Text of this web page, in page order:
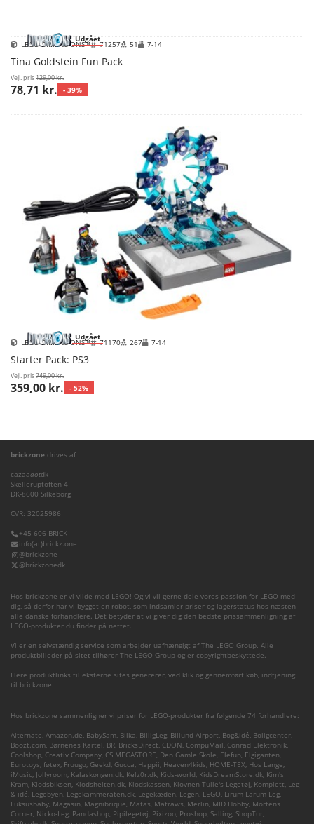
Udgået
LEGO DIMENSIONS™ 71257 51 7-14
Tina Goldstein Fun Pack
Vejl. pris129,00 kr.
78,71 kr. - 39%
Udgået
LEGO DIMENSIONS™ 71170 267 7-14
Starter Pack: PS3
Vejl. pris749,00 kr.
359,00 kr. - 52%
brickzone drives af
cazaadotdk
Skelleruptoften 4
DK-8600 Silkeborg
CVR: 32025986
+45 606 BRICK
info(at)brickz.one
@brickzone
@brickzonedk
Hos brickzone er vi vilde med LEGO! Og vi vil gerne dele vores passion for LEGO med
dig, så derfor har vi bygget en robot, som indsamler priser og lagerstatus hos næsten
alle danske forhandlere. Det betyder at vi giver dig den bedste prissammenligning af
LEGO-produkter du finder på nettet.
Vi er en selvstændig service som arbejder uafhængigt af The LEGO Group. Alle
produktbilleder på sitet tilhører The LEGO Group og er copyrightbeskyttede.
Flere produktlinks til eksterne sites genererer, ved klik og gennemført køb, indtjening
til brickzone.
Hos brickzone sammenligner vi priser for LEGO-produkter fra følgende 74 forhandlere:
Alternate, Amazon.de, BabySam, Bilka, BilligLeg, Billund Airport, Bog&idé, Boligcenter,
Boozt.com, Børnenes Kartel, BR, BricksDirect, CDON, CompuMail, Conrad Elektronik,
Coolshop, Creativ Company, CS MEGASTORE, Den Gamle Skole, Elefun, Elgiganten,
Eurotoys, føtex, Fruugo, Geekd, Gucca, Happii, Heaven4kids, HOME-TEX, Hos Lange,
iMusic, Jollyroom, Kalaskongen.dk, Kelz0r.dk, Kids-world, KidsDreamStore.dk, Kim's
Kram, Klodsbiksen, Klodshelten.dk, Klodskassen, Klovnen Tulle's Legetøj, Komplett, Leg
& idé, Legebyen, Legekammeraten.dk, Legekæden, Legen, LEGO, Lirum Larum Leg,
Luksusbaby, Magasin, Magnibrique, Matas, Matraws, Merlin, MID Hobby, Mortens
Corner, Nicko-Leg, Pandashop, Pipilegetøj, Pixizoo, Proshop, Salling, ShopTur,